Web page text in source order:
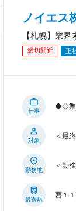
ノイエス
【札幌】業
締切間近 正
仕事
◆◇業
対象
＜最
勤務地
＜勤
最寄駅
西１